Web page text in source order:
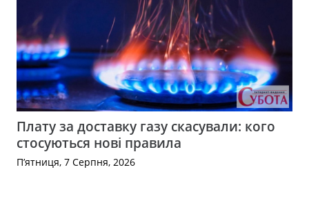
Плату за доставку газу скасували: кого
стосуються нові правила
П’ятниця, 7 Серпня, 2026